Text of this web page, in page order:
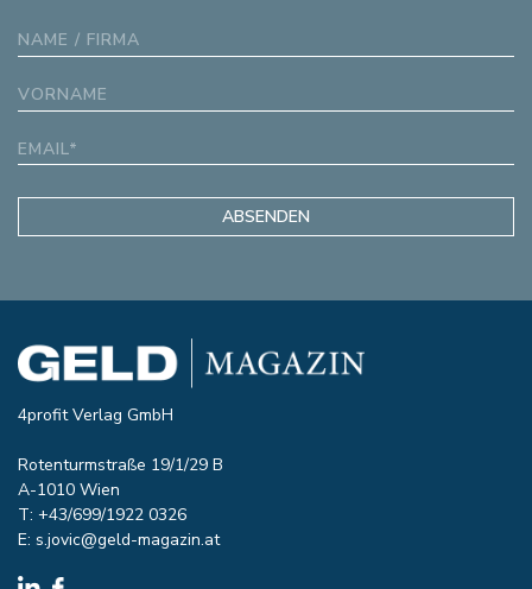
4profit Verlag GmbH
Rotenturmstraße 19/1/29 B
A-1010 Wien
T: +43/699/1922 0326
E: s.jovic@geld-magazin.at